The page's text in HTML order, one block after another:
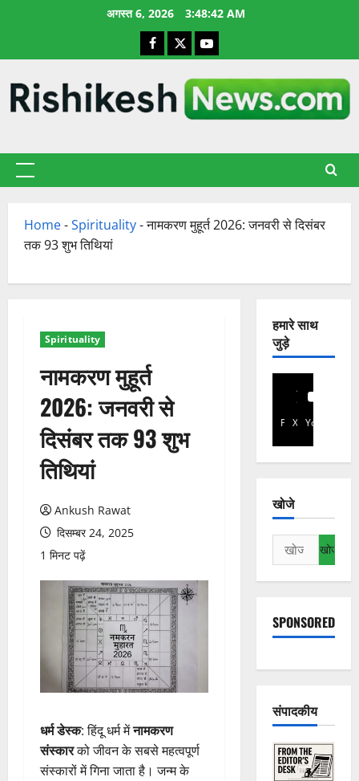
अगस्त 6, 2026 3:48:43 AM
Facebook
X YouTube
प्राथमिक
Home-Spirituality-नामकरण मुहूर्त 2026: जनवरी से दिसंबर
तक 93 शुभ तिथियां
Spirituality
नामकरण मुहूर्त
2026: जनवरी से
दिसंबर तक 93 शुभ
तिथियां
Ankush Rawat
दिसम्बर 24, 2025
1 मिनट पढ़ें
धर्म डेस्क: हिंदू धर्म मेंनामकरण
संस्कारको जीवन के सबसे महत्वपूर्ण
संस्कारों में गिना जाता है। जन्म के
हमारे साथ
जुड़े
Facebook
X YouTube
खोजे
निम्न
को
खोजें:
SPONSORED
संपादकीय